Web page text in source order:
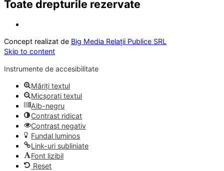
Toate drepturile rezervate
Concept realizat de Big Media Relații Publice SRL
Skip to content
Instrumente de accesibilitate
Măriți textul
Micșorați textul
Alb-negru
Contrast ridicat
Contrast negativ
Fundal luminos
Link-uri subliniate
Font lizibil
Reset